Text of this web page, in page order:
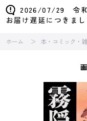
2026/07/29 令和
お届け遅延につきまし
ホーム 本・コミック・